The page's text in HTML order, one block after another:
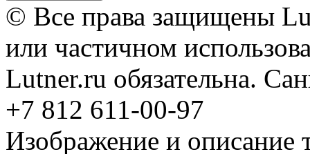
© Все права защищены
или частичном
Lutner.ru обязательна.
+7 812 611-00-97
Изображение и описание